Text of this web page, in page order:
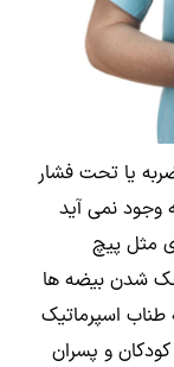
یا تحت فشار
وجود نمی آید
مثل پیچ
شدن بیضه ها
اسپرماتیک
و پسران